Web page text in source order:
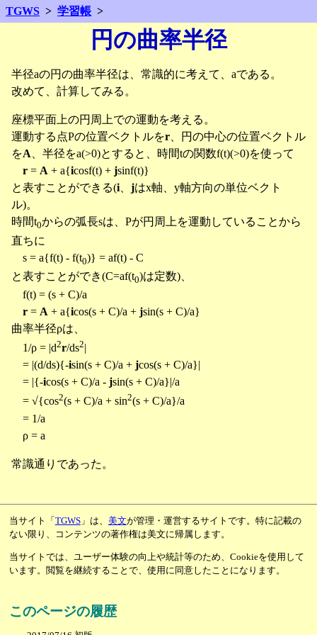
TGWS 学習帳
円の曲率半径
半径aの円の曲率半径は、常識的に考えて、aである。
改めて、計算してみる。
座標平面上の円周上での運動を考える。
運動する点Pの位置ベクトルをr、円の中心の位置ベクトル
をA、半径をa(>0)とすると、時間tの関数f(t)(>0)を使って
r = A + a{icosf(t) + jsinf(t)}
と表すことができる(i、 jはx軸、y軸方向の単位ベクト
ル)。
時間t0からの弧長sは、Pが円周上を運動していることから
直ちに
s = a{f(t) - f(t0)} = af(t) - C
と表すことができ(C=af(t0)は定数)、
f(t) = (s + C)/a
r = A + a{icos(s + C)/a + jsin(s + C)/a}
曲率半径ρは、
1/ρ = |d2r/ds2|
= |(d/ds){-isin(s + C)/a + jcos(s + C)/a}|
= |{-icos(s + C)/a - jsin(s + C)/a}|/a
= √{cos2(s + C)/a + sin2(s + C)/a}/a
= 1/a
ρ = a
常識通りであった。
当サイト「 TGWS」は、 美文が管理・運営するサイトです。特に記載の
ない限り、コンテンツの著作権は美文に帰属します。
当サイトでは、ユーザー体験の向上や統計等のため、Cookieを使用して
います。閲覧を継続することで、使用に同意したことになります。
このページの履歴